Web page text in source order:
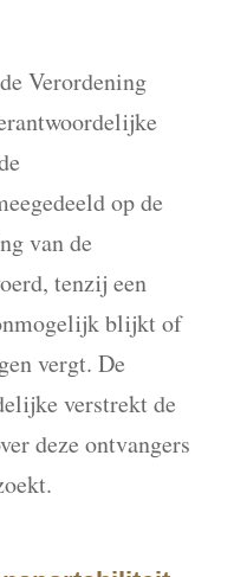
Verordening
op de
van de
tenzij een
blijkt of
vergt. De
verstrekt de
deze ontvangers